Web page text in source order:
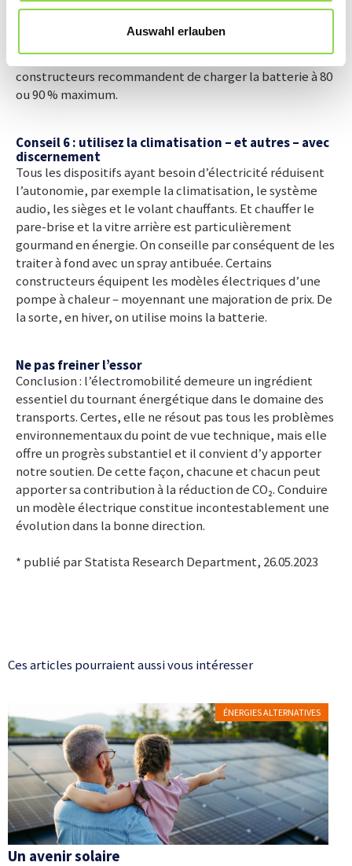
Auswahl erlauben
le plus rarement possible le seuil de 100 % de recharge,
occasionne de longues attentes. La phase finale – soit les
derniers 20 % – prend beaucoup de temps. La plupart des
constructeurs recommandent de charger la batterie à 80
ou 90 % maximum.
Conseil 6 : utilisez la climatisation – et autres – avec
discernement
Tous les dispositifs ayant besoin d’électricité réduisent
l’autonomie, par exemple la climatisation, le système
audio, les sièges et le volant chauffants. Et chauffer le
pare-brise et la vitre arrière est particulièrement
gourmand en énergie. On conseille par conséquent de les
traiter à fond avec un spray antibuée. Certains
constructeurs équipent les modèles électriques d’une
pompe à chaleur – moyennant une majoration de prix. De
la sorte, en hiver, on utilise moins la batterie.
Ne pas freiner l’essor
Conclusion : l’électromobilité demeure un ingrédient
essentiel du tournant énergétique dans le domaine des
transports. Certes, elle ne résout pas tous les problèmes
environnementaux du point de vue technique, mais elle
offre un progrès substantiel et il convient d’y apporter
notre soutien. De cette façon, chacune et chacun peut
apporter sa contribution à la réduction de CO₂. Conduire
un modèle électrique constitue incontestablement une
évolution dans la bonne direction.
* publié par Statista Research Department, 26.05.2023
Ces articles pourraient aussi vous intéresser
ÉNERGIES ALTERNATIVES
Un avenir solaire